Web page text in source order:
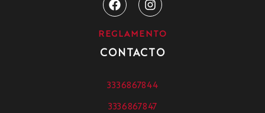
REGLAMENTO
CONTACTO
3336867844
3336867847